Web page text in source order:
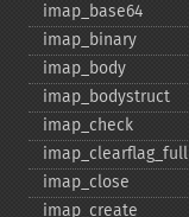
imap_​base64
imap_​binary
imap_​body
imap_​bodystruct
imap_​check
imap_​clearflag_​full
imap_​close
imap_​create